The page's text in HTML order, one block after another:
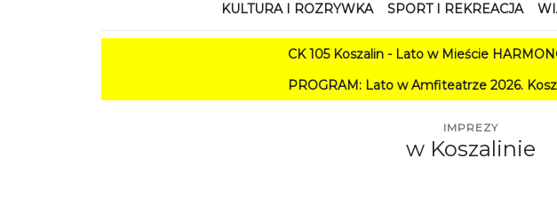
KULTURA I ROZRYWKA SPORT I REKREACJA
CK 105 Koszalin - Lato w Mieście HARMONOGRAM
PROGRAM: Lato w Amfiteatrze 2026. Koszalin
IMPREZY
w Koszalinie